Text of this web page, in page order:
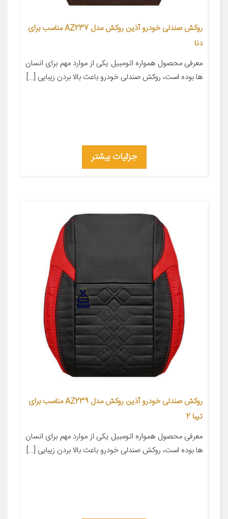
روکش صندلی خودرو آذین روکش مدل AZ237 مناسب برای
دنا
معرفی محصول همواره اتومبیل یکی از موارد مهم برای انسان
ها بوده است، روکش صندلی خودرو باعث بالا بردن زیبایی […]
جزئیات بیشتر
روکش صندلی خودرو آذین روکش مدل AZ239 مناسب برای
تیبا 2
معرفی محصول همواره اتومبیل یکی از موارد مهم برای انسان
ها بوده است، روکش صندلی خودرو باعث بالا بردن زیبایی […]